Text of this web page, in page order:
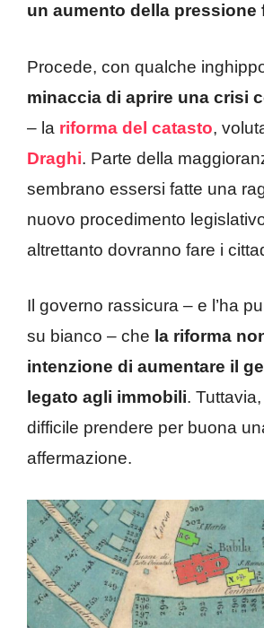
un aumento della pressione
Procede, con qualche
minaccia di aprire una crisi
– la riforma del catasto,
Draghi. Parte della
sembrano essersi fatte una
nuovo procedimento
altrettanto dovranno fare i
Il governo rassicura – e l’ha
su bianco – che la riforma
intenzione di aumentare il
legato agli immobili.
difficile prendere per buona
affermazione.